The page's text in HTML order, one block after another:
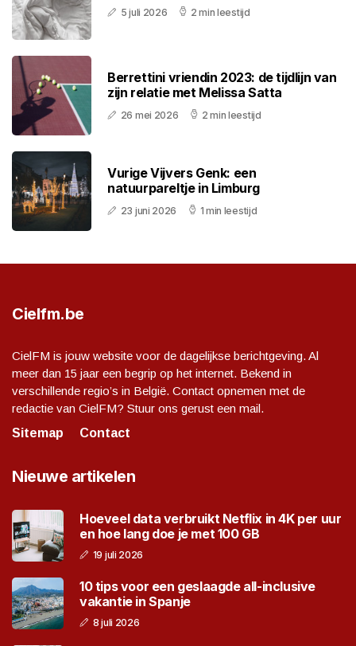
5 juli 2026 2 min leestijd
Berrettini vriendin 2023: de tijdlijn van
zijn relatie met Melissa Satta
26 mei 2026 2 min leestijd
Vurige Vijvers Genk: een
natuurpareltje in Limburg
23 juni 2026 1 min leestijd
Cielfm.be
CielFM is jouw website voor de dagelijkse berichtgeving. Al
meer dan 15 jaar een begrip op het internet. Bekend in
verschillende regio’s in België. Contact opnemen met de
redactie van CielFM? Stuur ons gerust een mail.
Sitemap
Contact
Nieuwe artikelen
Hoeveel data verbruikt Netflix in 4K per uur
en hoe lang doe je met 100 GB
19 juli 2026
10 tips voor een geslaagde all-inclusive
vakantie in Spanje
8 juli 2026